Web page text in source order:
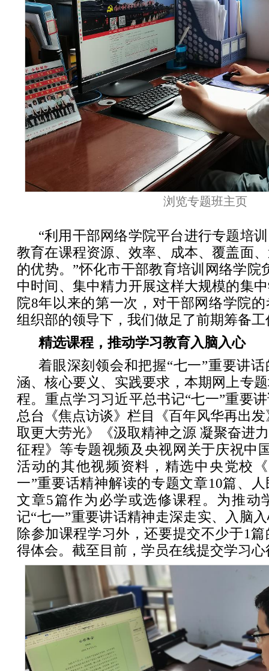
浏览专题班主页
“利用干部网络学院平台进行专题培
教育在课程资源、效率、成本、覆盖面
的优势。”怀化市干部教育培训网络学院
中时间、集中精力开展这样大规模的集
院8年以来的第一次，对干部网络学院
组织部的领导下，我们做足了前期筹备工
精选课程，推动学习教育入脑入心
着眼深刻领会和把握“七一”重要讲
涵、核心要义、实践要求，本期网上专
程。重点学习习近平总书记“七一”重要
总台《焦点访谈》栏目《百年风华再出
取更大劳光》《汲取精神之源 凝聚奋进
征程》等专题视频及央视网关于庆祝中
活动的其他视频资料，精选中央党校
一”重要话精神解读的专题文章10篇、
文章5篇作为必学或选修课程。为推动
记“七一”重要讲话精神走深走实、入脑
除参加课程学习外，还要提交不少于1
得体会。截至目前，学员在线提交学习心